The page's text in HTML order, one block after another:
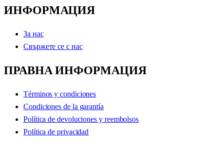
ИНФОРМАЦИЯ
За нас
Свържете се с нас
ПРАВНА ИНФОРМАЦИЯ
Términos y condiciones
Condiciones de la garantía
Política de devoluciones y reembolsos
Política de privacidad